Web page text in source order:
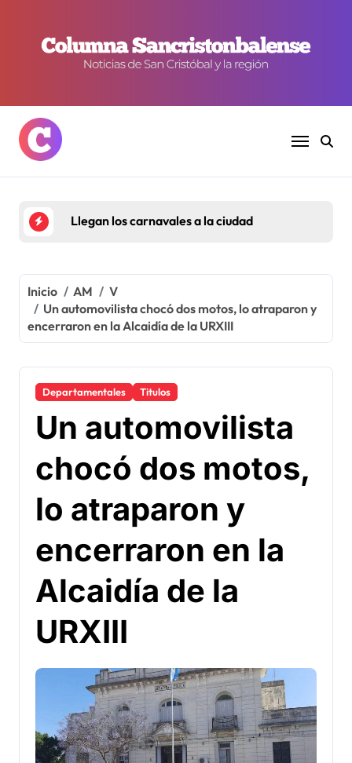
contenido
Llegan los carnavales a la ciudad
Inicio AM
V
Un automovilista chocó dos motos, lo atraparon y
encerraron en la Alcaidía de la URXIII
Departamentales Titulos
Un automovilista
chocó dos motos,
lo atraparon y
encerraron en la
Alcaidía de la
URXIII